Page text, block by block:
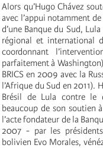
Alors qu’Hugo Chávez
avec l’appui notamment
d’une Banque du Sud,
régional et international
coordonnant
parfaitement à
BRICS en 2009 avec la
l’Afrique du Sud en 2011).
Brésil de Lula contre le
beaucoup de son soutien
l’acte fondateur de la
2007 - par les
bolivien Evo Morales,